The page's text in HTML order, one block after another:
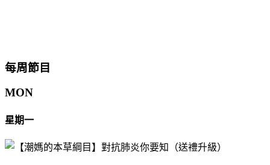
每周節目
MON
星期一